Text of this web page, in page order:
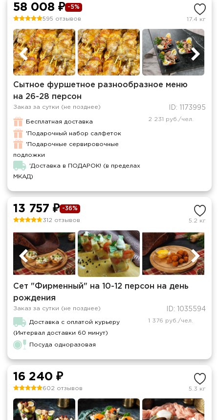
58 008 ₽ -5%
595 отзывов 17.4 кг
Сытное фуршетное разнообразное меню
на 26-28 персон
Заказ за сутки (не позднее) ID: 1173995
Бесплатная доставка
'Подарочный набор салфеток
'Подарочные сервировочные
подложки
'Доставка в ПОДАРОК! (в пределах
МКАД)
2 231 руб./чел.
13 757 ₽ -36%
312 отзывов 5.2 кг
Сет "Фирменный" на 10-12 персон на день
рождения
Заказ за сутки (не позднее) ID: 1035594
Доставка с оплатой курьеру
(Интервал доставки 60 минут)
Посуда одноразовая
1 376 руб./чел.
16 240 ₽
602 отзывов 5.3 кг